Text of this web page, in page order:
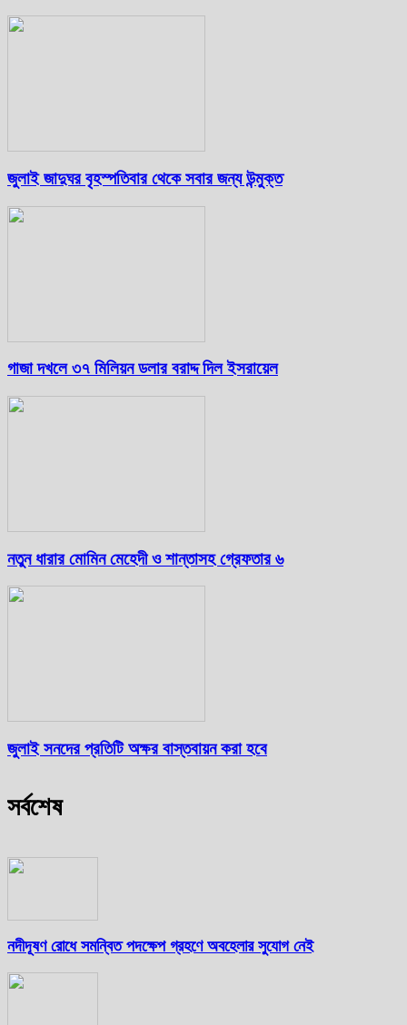
জুলাই জাদুঘর বৃহস্পতিবার থেকে সবার জন্য উন্মুক্ত
গাজা দখলে ৩৭ মিলিয়ন ডলার বরাদ্দ দিল ইসরায়েল
নতুন ধারার মোমিন মেহেদী ও শান্তাসহ গ্রেফতার ৬
জুলাই সনদের প্রতিটি অক্ষর বাস্তবায়ন করা হবে
সর্বশেষ
নদীদূষণ রোধে সমন্বিত পদক্ষেপ গ্রহণে অবহেলার সুযোগ নেই